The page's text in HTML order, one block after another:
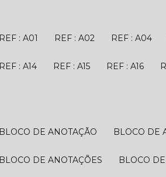
REF : A01 REF : A02 REF : A04
REF : A14 REF : A15 REF : A16
BLOCO DE ANOTAÇÃO BLOCO DE
BLOCO DE ANOTAÇÕES BLOCO